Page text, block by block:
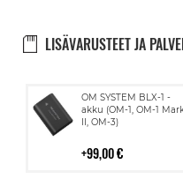
LISÄVARUSTEET JA
OM SYSTEM BLX-1 -
akku (OM-1, OM-1
II, OM-3)
99,00 €
Lisää
ostoskoriin